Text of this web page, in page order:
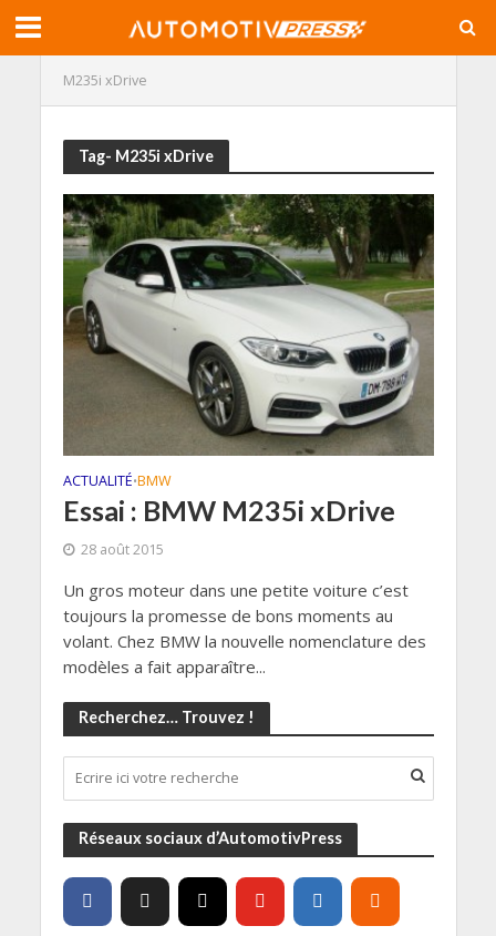
M235i xDrive
Tag- M235i xDrive
ACTUALITÉ•BMW
Essai : BMW M235i xDrive
28 août 2015
Un gros moteur dans une petite voiture c’est
toujours la promesse de bons moments au
volant. Chez BMW la nouvelle nomenclature des
modèles a fait apparaître...
Recherchez… Trouvez !
Réseaux sociaux d’AutomotivPress